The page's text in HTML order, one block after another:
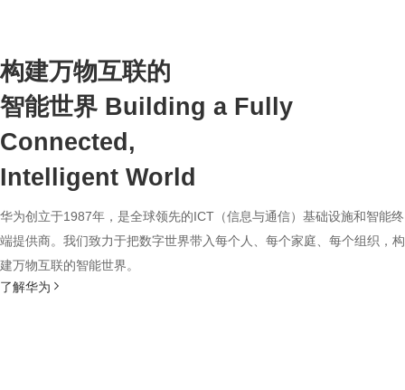
构建万物互联的
智能世界 Building a Fully
Connected,
Intelligent World
华为创立于1987年，是全球领先的ICT（信息与通信）基础设施和智能终
端提供商。我们致力于把数字世界带入每个人、每个家庭、每个组织，构
建万物互联的智能世界。
了解华为